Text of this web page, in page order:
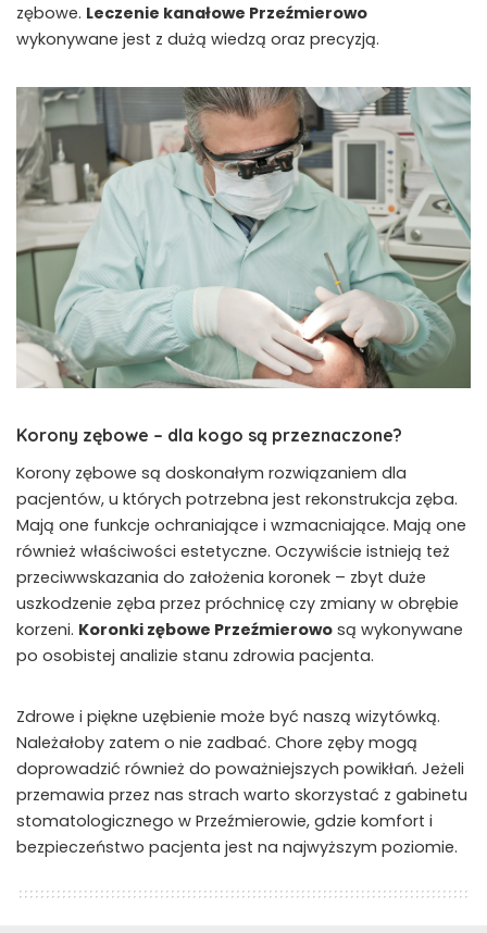
zębowe. Leczenie kanałowe Przeźmierowo
wykonywane jest z dużą wiedzą oraz precyzją.
Korony zębowe – dla kogo są przeznaczone?
Korony zębowe są doskonałym rozwiązaniem dla
pacjentów, u których potrzebna jest rekonstrukcja zęba.
Mają one funkcje ochraniające i wzmacniające. Mają one
również właściwości estetyczne. Oczywiście istnieją też
przeciwwskazania do założenia koronek – zbyt duże
uszkodzenie zęba przez próchnicę czy zmiany w obrębie
korzeni. Koronki zębowe Przeźmierowo są wykonywane
po osobistej analizie stanu zdrowia pacjenta.
Zdrowe i piękne uzębienie może być naszą wizytówką.
Należałoby zatem o nie zadbać. Chore zęby mogą
doprowadzić również do poważniejszych powikłań. Jeżeli
przemawia przez nas strach warto skorzystać z gabinetu
stomatologicznego w Przeźmierowie, gdzie komfort i
bezpieczeństwo pacjenta jest na najwyższym poziomie.